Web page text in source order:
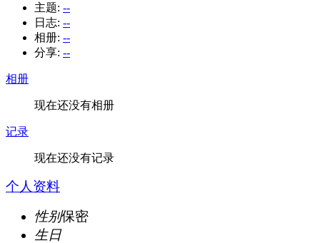
主题: --
日志: --
相册: --
分享: --
相册
现在还没有相册
记录
现在还没有记录
个人资料
性别保密
生日